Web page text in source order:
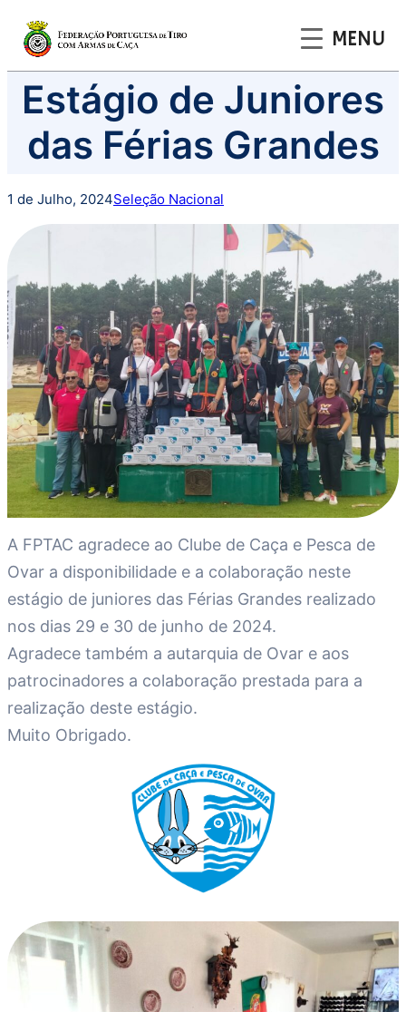
MENU
Saltar
para
conteúdo
Estágio de Juniores
das Férias Grandes
1 de Julho, 2024Seleção Nacional
A FPTAC agradece ao Clube de Caça e Pesca de
Ovar a disponibilidade e a colaboração neste
estágio de juniores das Férias Grandes realizado
nos dias 29 e 30 de junho de 2024.
Agradece também a autarquia de Ovar e aos
patrocinadores a colaboração prestada para a
realização deste estágio.
Muito Obrigado.